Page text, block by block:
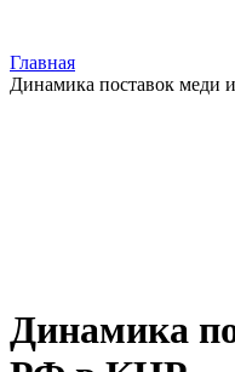
Главная
Динамика поставок меди
Динамика